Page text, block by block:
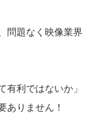
問題なく映像業界
有利ではないか」
ありません！